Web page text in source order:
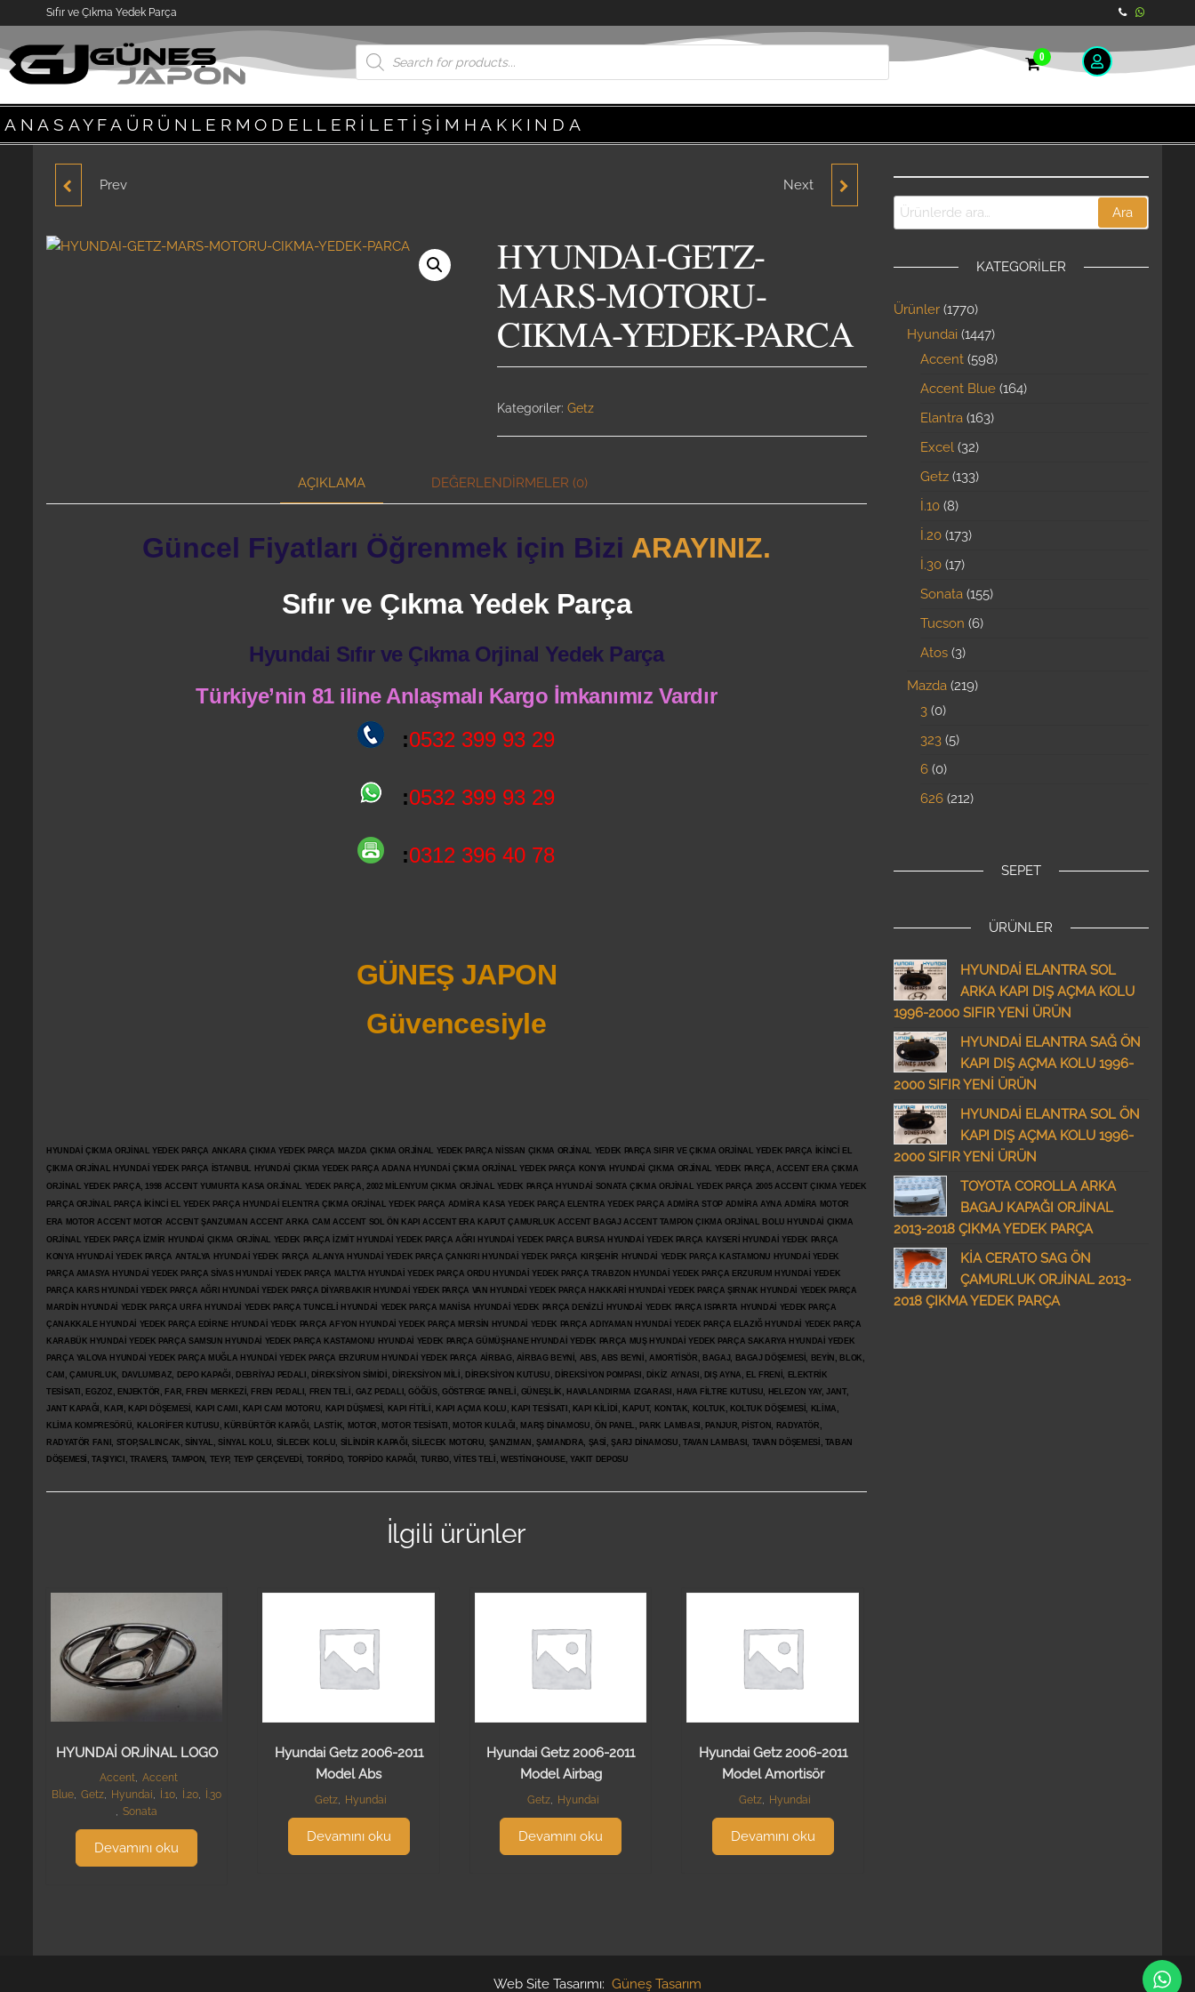
Sıfır ve Çıkma Yedek Parça
0
ANASAYFA ÜRÜNLER MODELLER İLETIŞIM HAKKINDA
HYUNDAİ ACCENT RAİL
Prev HYUNDAI-GETZ-
YEDEK-PARCA.
Next
HYUNDAI-GETZ-
MARS-MOTORU-
CIKMA-YEDEK-PARCA
Kategoriler:Getz
AÇIKLAMA DEĞERLENDIRMELER (0)
Güncel Fiyatları Öğrenmek için Bizi ARAYINIZ.
Sıfır ve Çıkma Yedek Parça
Hyundai Sıfır ve Çıkma Orjinal Yedek Parça
Türkiye’nin 81 iline Anlaşmalı Kargo İmkanımız Vardır
:0532 399 93 29
:0532 399 93 29
:0312 396 40 78
GÜNEŞ JAPON
Güvencesiyle
HYUNDAİ ÇIKMA ORJİNAL YEDEK PARÇA ANKARA ÇIKMA YEDEK PARÇA MAZDA ÇIKMA ORJİNAL YEDEK PARÇA NİSSAN ÇIKMA ORJİNAL YEDEK PARÇA SIFIR VE ÇIKMA ORJİNAL YEDEK PARÇA İKİNCİ EL
ÇIKMA ORJİNAL HYUNDAİ YEDEK PARÇA İSTANBUL HYUNDAİ ÇIKMA YEDEK PARÇA ADANA HYUNDAİ ÇIKMA ORJİNAL YEDEK PARÇA KONYA HYUNDAİ ÇIKMA ORJİNAL YEDEK PARÇA, ACCENT ERA ÇIKMA
ORJİNAL YEDEK PARÇA, 1998 ACCENT YUMURTA KASA ORJİNAL YEDEK PARÇA, 2002 MİLENYUM ÇIKMA ORJİNAL YEDEK PARÇA HYUNDAİ SONATA ÇIKMA ORJİNAL YEDEK PARÇA 2005 ACCENT ÇIKMA YEDEK
PARÇA ORJİNAL PARÇA İKİNCİ EL YEDEK PARÇA HYUNDAİ ELENTRA ÇIKMA ORJİNAL YEDEK PARÇA ADMİRA KASA YEDEK PARÇA ELENTRA YEDEK PARÇA ADMİRA STOP ADMİRA AYNA ADMİRA MOTOR
ERA MOTOR ACCENT MOTOR ACCENT ŞANZUMAN ACCENT ARKA CAM ACCENT SOL ÖN KAPI ACCENT ERA KAPUT ÇAMURLUK ACCENT BAGAJ ACCENT TAMPON ÇIKMA ORJİNAL BOLU HYUNDAİ ÇIKMA
ORJİNAL YEDEK PARÇA İZMİR HYUNDAİ ÇIKMA ORJİNAL YEDEK PARÇA İZMİT HYUNDAİ YEDEK PARÇA AĞRI HYUNDAİ YEDEK PARÇA BURSA HYUNDAİ YEDEK PARÇA KAYSERİ HYUNDAİ YEDEK PARÇA
KONYA HYUNDAİ YEDEK PARÇA ANTALYA HYUNDAİ YEDEK PARÇA ALANYA HYUNDAİ YEDEK PARÇA ÇANKIRI HYUNDAİ YEDEK PARÇA KIRŞEHİR HYUNDAİ YEDEK PARÇA KASTAMONU HYUNDAİ YEDEK
PARÇA AMASYA HYUNDAİ YEDEK PARÇA SİVAS HYUNDAİ YEDEK PARÇA MALTYA HYUNDAİ YEDEK PARÇA ORDU HYUNDAİ YEDEK PARÇA TRABZON HYUNDAİ YEDEK PARÇA ERZURUM HYUNDAİ YEDEK
PARÇA KARS HYUNDAİ YEDEK PARÇA AĞRI HYUNDAİ YEDEK PARÇA DİYARBAKIR HYUNDAİ YEDEK PARÇA VAN HYUNDAİ YEDEK PARÇA HAKKARİ HYUNDAİ YEDEK PARÇA ŞIRNAK HYUNDAİ YEDEK PARÇA
MARDİN HYUNDAİ YEDEK PARÇA URFA HYUNDAİ YEDEK PARÇA TUNCELİ HYUNDAİ YEDEK PARÇA MANİSA HYUNDAİ YEDEK PARÇA DENİZLİ HYUNDAİ YEDEK PARÇA ISPARTA HYUNDAİ YEDEK PARÇA
ÇANAKKALE HYUNDAİ YEDEK PARÇA EDİRNE HYUNDAİ YEDEK PARÇA AFYON HYUNDAİ YEDEK PARÇA MERSİN HYUNDAİ YEDEK PARÇA ADIYAMAN HYUNDAİ YEDEK PARÇA ELAZIĞ HYUNDAİ YEDEK PARÇA
KARABÜK HYUNDAİ YEDEK PARÇA SAMSUN HYUNDAİ YEDEK PARÇA KASTAMONU HYUNDAİ YEDEK PARÇA GÜMÜŞHANE HYUNDAİ YEDEK PARÇA MUŞ HYUNDAİ YEDEK PARÇA SAKARYA HYUNDAİ YEDEK
PARÇA YALOVA HYUNDAİ YEDEK PARÇA MUĞLA HYUNDAİ YEDEK PARÇA ERZURUM HYUNDAİ YEDEK PARÇA AİRBAG, AİRBAG BEYNİ, ABS, ABS BEYNİ, AMORTİSÖR, BAGAJ, BAGAJ DÖŞEMESİ, BEYİN, BLOK,
CAM, ÇAMURLUK, DAVLUMBAZ, DEPO KAPAĞI, DEBRİYAJ PEDALI, DİREKSİYON SİMİDİ, DİREKSİYON MİLİ, DİREKSİYON KUTUSU, DİREKSİYON POMPASI, DİKİZ AYNASI, DIŞ AYNA, EL FRENİ, ELEKTRİK
TESİSATI, EGZOZ, ENJEKTÖR, FAR, FREN MERKEZİ, FREN PEDALI, FREN TELİ, GAZ PEDALI, GÖĞÜS, GÖSTERGE PANELİ, GÜNEŞLİK, HAVALANDIRMA IZGARASI, HAVA FİLTRE KUTUSU, HELEZON YAY, JANT,
JANT KAPAĞI, KAPI, KAPI DÖŞEMESİ, KAPI CAMI, KAPI CAM MOTORU, KAPI DÜŞMESİ, KAPI FİTİLİ, KAPI AÇMA KOLU, KAPI TESİSATI, KAPI KİLİDİ, KAPUT, KONTAK, KOLTUK, KOLTUK DÖŞEMESİ, KLİMA,
KLİMA KOMPRESÖRÜ, KALORİFER KUTUSU, KÜRBÜRTÖR KAPAĞI, LASTİK, MOTOR, MOTOR TESİSATI, MOTOR KULAĞI, MARŞ DİNAMOSU, ÖN PANEL, PARK LAMBASI, PANJUR, PİSTON, RADYATÖR,
RADYATÖR FANI, STOP,SALINCAK, SİNYAL, SİNYAL KOLU, SİLECEK KOLU, SİLİNDİR KAPAĞI, SİLECEK MOTORU, ŞANZIMAN, ŞAMANDRA, ŞASİ, ŞARJ DİNAMOSU, TAVAN LAMBASI, TAVAN DÖŞEMESİ, TABAN
DÖŞEMESİ, TAŞIYICI, TRAVERS, TAMPON, TEYP, TEYP ÇERÇEVEDİ, TORPİDO, TORPİDO KAPAĞI, TURBO, VİTES TELİ, WESTİNGHOUSE, YAKIT DEPOSU
İlgili ürünler
HYUNDAİ ORJİNAL LOGO
Accent, Accent
Blue, Getz, Hyundai, İ.10, İ.20,
İ.30
, Sonata
Devamını oku
Hyundai Getz 2006-2011
Model Abs
Getz, Hyundai
Devamını oku
Hyundai Getz 2006-2011
Model Airbag
Getz, Hyundai
Devamını oku
Hyundai Getz 2006-2011
Model Amortisör
Getz, Hyundai
Devamını oku
Ara
KATEGORILER
Ürünler 1770
Hyundai 1447
Accent 598
Accent Blue 164
Elantra 163
Excel 32
Getz 133
İ.10 8
İ.20 173
İ.30 17
Sonata 155
Tucson 6
Atos 3
Mazda 219
3 0
323 5
6 0
626 212
SEPET
ÜRÜNLER
HYUNDAİ ELANTRA SOL
ARKA KAPI DIŞ AÇMA KOLU
1996-2000 SIFIR YENİ ÜRÜN
HYUNDAİ ELANTRA SAĞ ÖN
KAPI DIŞ AÇMA KOLU 1996-
2000 SIFIR YENİ ÜRÜN
HYUNDAİ ELANTRA SOL ÖN
KAPI DIŞ AÇMA KOLU 1996-
2000 SIFIR YENİ ÜRÜN
TOYOTA COROLLA ARKA
BAGAJ KAPAĞI ORJİNAL
2013-2018 ÇIKMA YEDEK PARÇA
KİA CERATO SAG ÖN
ÇAMURLUK ORJİNAL 2013-
2018 ÇIKMA YEDEK PARÇA
Web Site Tasarımı: Güneş Tasarım